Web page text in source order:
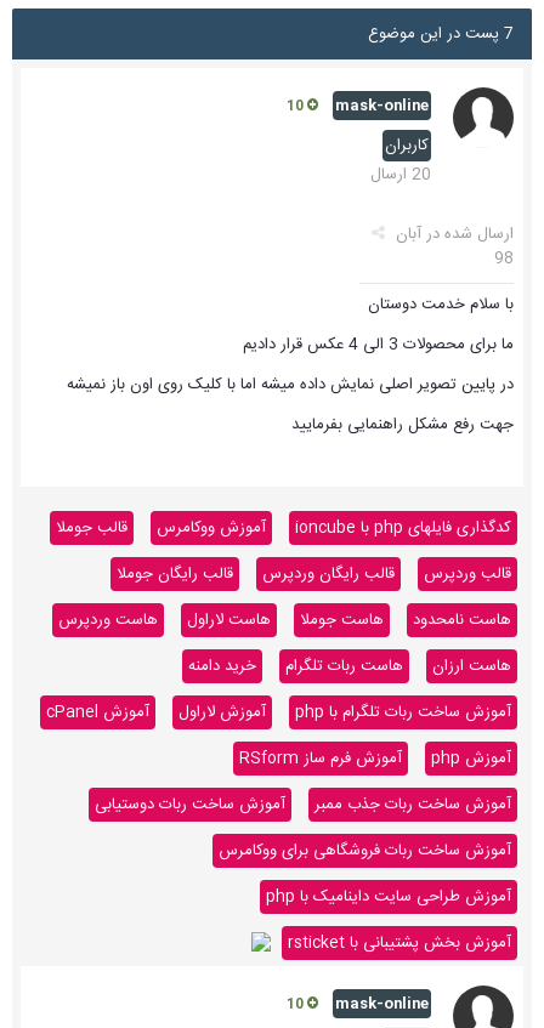
7 پست در این موضوع
mask-online
کاربران
20 ارسال
ارسال شده درآبان
98
با سلام خدمت دوستان
ما برای محصولات 3 الی 4 عکس قرار دادیم
در پایین تصویر اصلی نمایش داده میشه اما با کلیک روی اون باز نمیشه
جهت رفع مشکل راهنمایی بفرمایید
کدگذاری فایلهای php با ioncube آموزش ووکامرس
قالب جوملا
قالب وردپرس
قالب رایگان وردپرس
قالب رایگان جوملا
هاست نامحدود
هاست جوملا هاست لاراول
هاست وردپرس
هاست ارزان
هاست ربات تلگرام
خرید دامنه
آموزش ساخت ربات تلگرام با php
آموزش لاراول
آموزش cPanel
آموزش php
آموزش فرم ساز RSform
آموزش ساخت ربات جذب ممبر
آموزش ساخت ربات دوستیابی
آموزش ساخت ربات فروشگاهی برای ووکامرس
آموزش طراحی سایت داینامیک با php
آموزش بخش پشتیبانی با rsticket
mask-online